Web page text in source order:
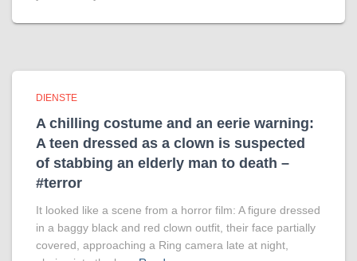
DIENSTE
A chilling costume and an eerie warning:
A teen dressed as a clown is suspected
of stabbing an elderly man to death –
#terror
It looked like a scene from a horror film: A figure dressed
in a baggy black and red clown outfit, their face partially
covered, approaching a Ring camera late at night,